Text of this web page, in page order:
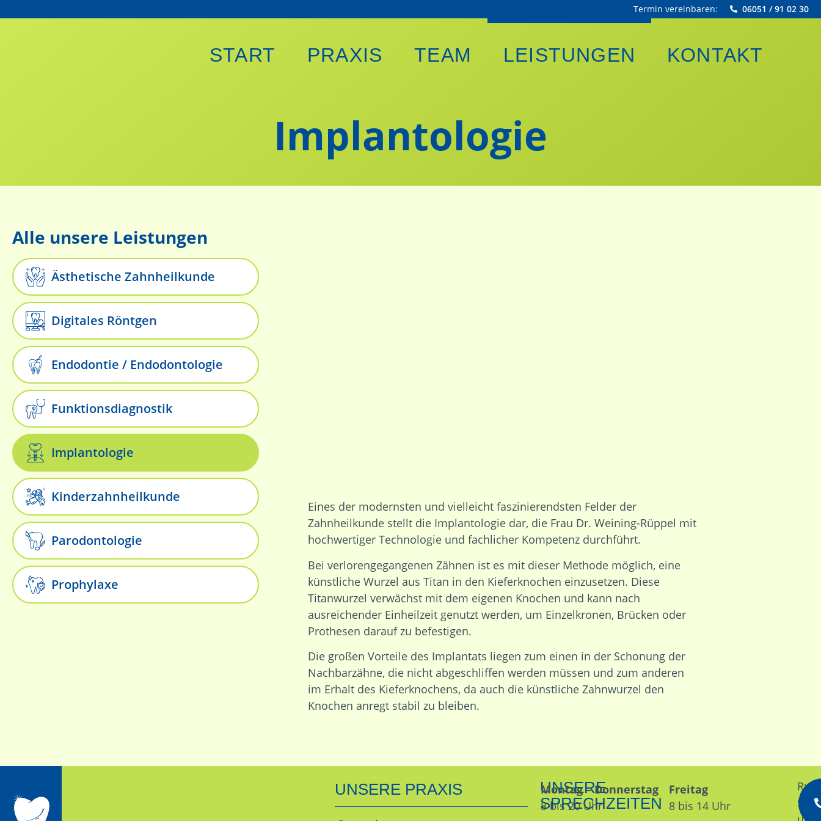
Termin vereinbaren: 06051 / 91 02 30
START PRAXIS TEAM LEISTUNGEN KONTAKT
Implantologie
Alle unsere Leistungen
Ästhetische Zahnheilkunde
Digitales Röntgen
Endodontie / Endodontologie
Funktionsdiagnostik
Implantologie
Kinderzahnheilkunde
Parodontologie
Prophylaxe
Eines der modernsten und vielleicht faszinierendsten Felder der
Zahnheilkunde stellt die Implantologie dar, die Frau Dr. Weining-Rüppel mit
hochwertiger Technologie und fachlicher Kompetenz durchführt.
Bei verlorengegangenen Zähnen ist es mit dieser Methode möglich, eine
künstliche Wurzel aus Titan in den Kieferknochen einzusetzen. Diese
Titanwurzel verwächst mit dem eigenen Knochen und kann nach
ausreichender Einheilzeit genutzt werden, um Einzelkronen, Brücken oder
Prothesen darauf zu befestigen.
Die großen Vorteile des Implantats liegen zum einen in der Schonung der
Nachbarzähne, die nicht abgeschliffen werden müssen und zum anderen
im Erhalt des Kieferknochens, da auch die künstliche Zahnwurzel den
Knochen anregt stabil zu bleiben.
UNSERE PRAXIS
UNSERE
SPRECHZEITEN
Montag – Donnerstag
8 bis 20 Uhr
Freitag
8 bis 14 Uhr
Sie